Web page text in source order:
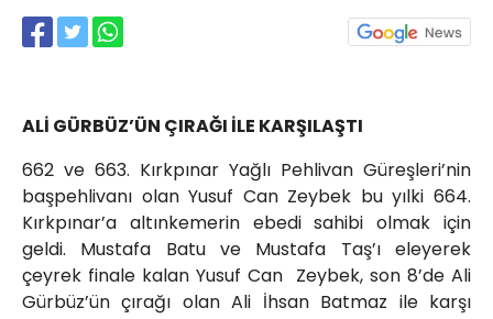
ALİ GÜRBÜZ’ÜN ÇIRAĞI İLE KARŞILAŞTI
662 ve 663. Kırkpınar Yağlı Pehlivan Güreşleri’nin
başpehlivanı olan Yusuf Can Zeybek bu yılki 664.
Kırkpınar’a altınkemerin ebedi sahibi olmak için
geldi. Mustafa Batu ve Mustafa Taş’ı eleyerek
çeyrek finale kalan Yusuf Can Zeybek, son 8’de Ali
Gürbüz’ün çırağı olan Ali İhsan Batmaz ile karşı